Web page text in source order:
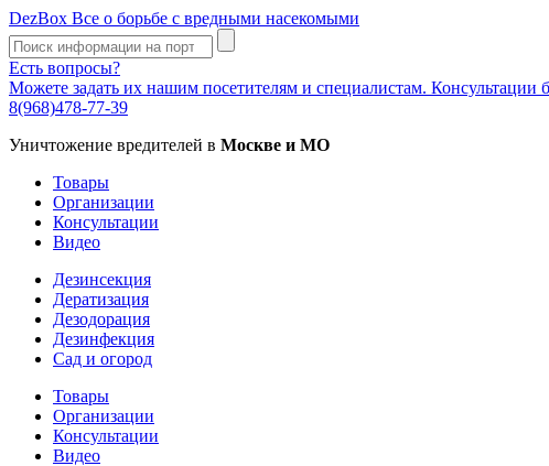
DezBox Все о борьбе с вредными насекомыми
Есть вопросы?
Можете задать их нашим посетителям и специалистам. Консультации
8(968)478-77-39
Уничтожение вредителей в Москве и МО
Товары
Организации
Консультации
Видео
Дезинсекция
Дератизация
Дезодорация
Дезинфекция
Сад и огород
Товары
Организации
Консультации
Видео